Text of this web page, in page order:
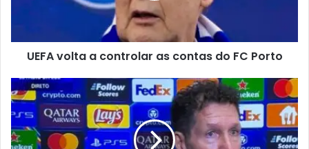
UEFA volta a controlar as contas do FC Porto